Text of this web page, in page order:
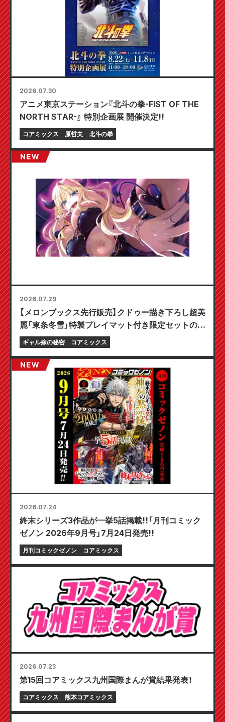
2026.07.30
アニメ東京ステーション『北斗の拳-FIST OF THE
NORTH STAR-』 特別企画展 開催決定!!
コアミックス 原哲夫 北斗の拳
2026.07.29
【メロンブックス先行販売】クドゥー描き下ろし超美
麗「東条冬雪」特製プレイマット付き限定セットの予
約受付開始！『ギャル嫁の秘密』最新第6巻が10月20
日発売予定！
ギャル嫁の秘密 コアミックス
2026.07.24
終末シリーズ3作品が一挙5話掲載!!「月刊コミック
ゼノン 2026年9月号」7月24日発売!!
月刊コミックゼノン コアミックス
2026.07.23
第15回コアミックス九州国際まんが賞結果発表！
コアミックス 熊本コアミックス